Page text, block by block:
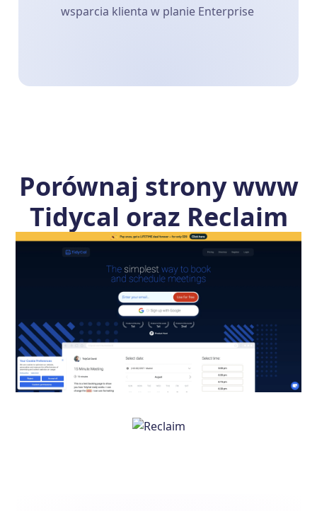
wsparcia klienta w planie Enterprise
Porównaj strony www
Tidycal oraz Reclaim